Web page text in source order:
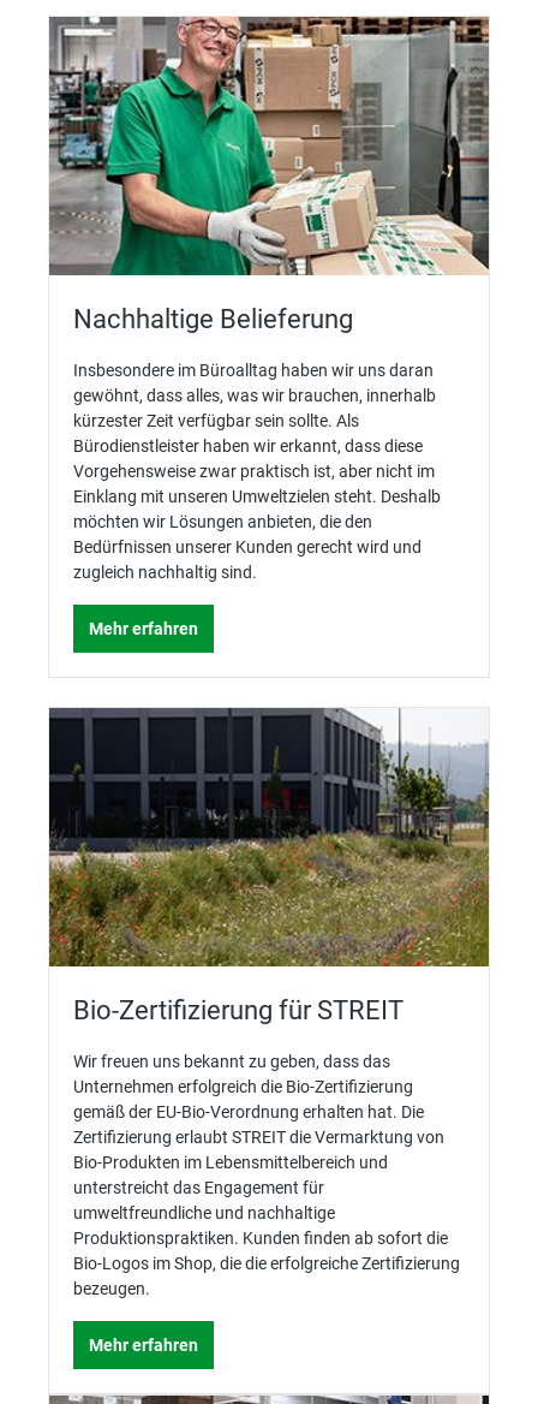
Nachhaltige Belieferung
Insbesondere im Büroalltag haben wir uns daran
gewöhnt, dass alles, was wir brauchen, innerhalb
kürzester Zeit verfügbar sein sollte. Als
Bürodienstleister haben wir erkannt, dass diese
Vorgehensweise zwar praktisch ist, aber nicht im
Einklang mit unseren Umweltzielen steht. Deshalb
möchten wir Lösungen anbieten, die den
Bedürfnissen unserer Kunden gerecht wird und
zugleich nachhaltig sind.
Mehr erfahren
Bio-Zertifizierung für STREIT
Wir freuen uns bekannt zu geben, dass das
Unternehmen erfolgreich die Bio-Zertifizierung
gemäß der EU-Bio-Verordnung erhalten hat. Die
Zertifizierung erlaubt STREIT die Vermarktung von
Bio-Produkten im Lebensmittelbereich und
unterstreicht das Engagement für
umweltfreundliche und nachhaltige
Produktionspraktiken. Kunden finden ab sofort die
Bio-Logos im Shop, die die erfolgreiche Zertifizierung
bezeugen.
Mehr erfahren